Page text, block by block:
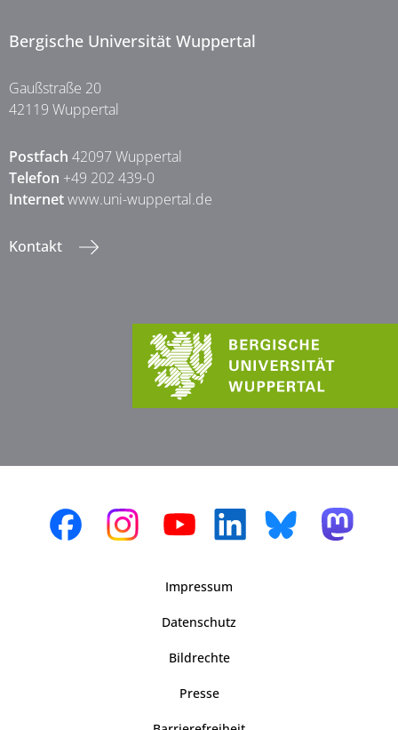
Bergische Universität Wuppertal
Gaußstraße 20
42119 Wuppertal
Postfach 42097 Wuppertal
Telefon +49 202 439-0
Internetwww.uni-wuppertal.de
Kontakt
Impressum
Datenschutz
Bildrechte
Presse